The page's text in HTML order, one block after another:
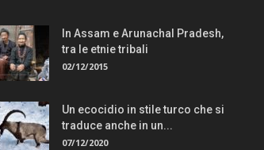
In Assam e Arunachal Pradesh,
tra le etnie tribali
02/12/2015
Un ecocidio in stile turco che si
traduce anche in un...
07/12/2020